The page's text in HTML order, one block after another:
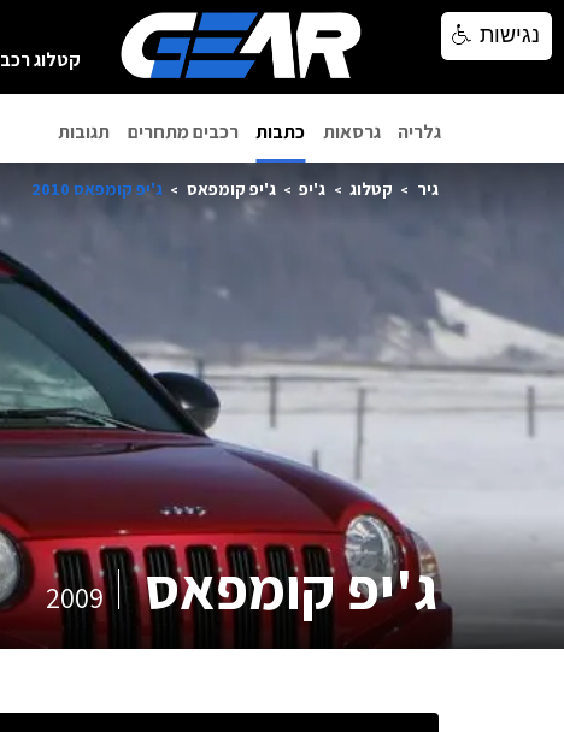
קטלוג רכב
גלריה גרסאות כתבות רכבים מתחרים תגובות
גיר קטלוג ג'יפ ג'יפ קומפאס ג'יפ קומפאס 2010
ג'יפ קומפאס 2009
נגישות
נגישות